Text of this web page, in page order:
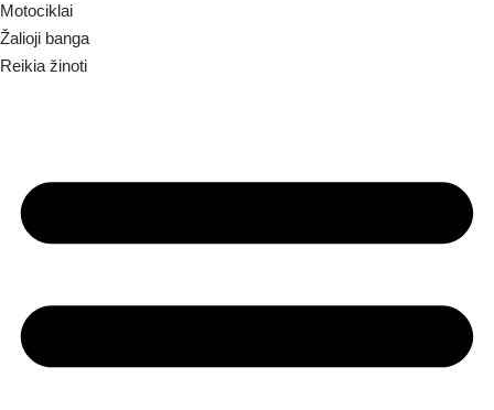
Motociklai
Žalioji banga
Reikia žinoti